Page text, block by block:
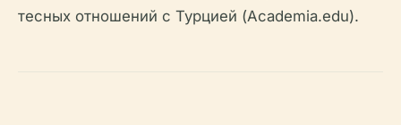
тесных отношений с Турцией (Academia.edu).